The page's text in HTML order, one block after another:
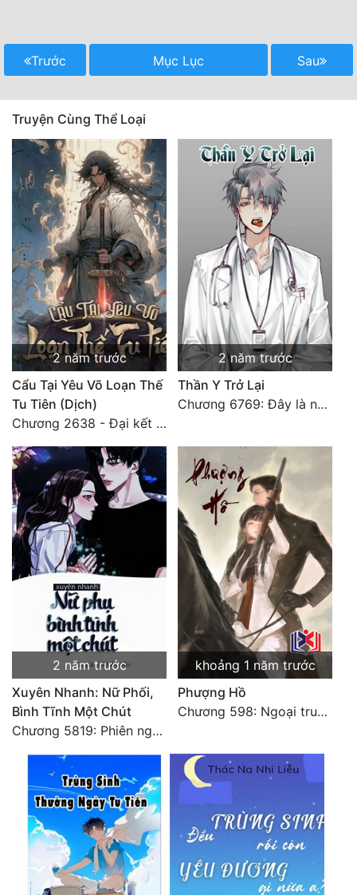
Trước Mục Lục Sau
Truyện Cùng Thể Loại
2 năm trước
Cẩu Tại Yêu Võ Loạn Thế
Tu Tiên (Dịch)
Chương 2638 - Đại kết cục (3)
2 năm trước
Thần Y Trở Lại
Chương 6769: Đây là nơi nào?
2 năm trước
Xuyên Nhanh: Nữ Phối,
Bình Tĩnh Một Chút
Chương 5819: Phiên ngoại: Trở lại STARS [HẾT]
khoảng 1 năm trước
Phượng Hồ
Chương 598: Ngoại truyện: Tiểu Tiểu Ký